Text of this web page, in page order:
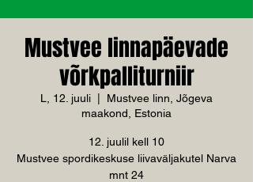
Mustvee linnapäevade
võrkpalliturniir
L, 12. juuli
Mustvee linn, Jõgeva
maakond, Estonia
12. juulil kell 10
Mustvee spordikeskuse liivaväljakutel Narva
mnt 24